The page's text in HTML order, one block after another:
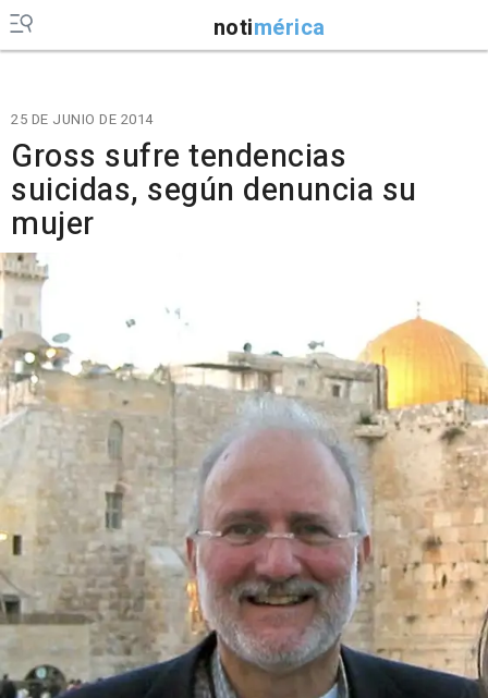
notimérica
25 DE JUNIO DE 2014
Gross sufre tendencias
suicidas, según denuncia su
mujer